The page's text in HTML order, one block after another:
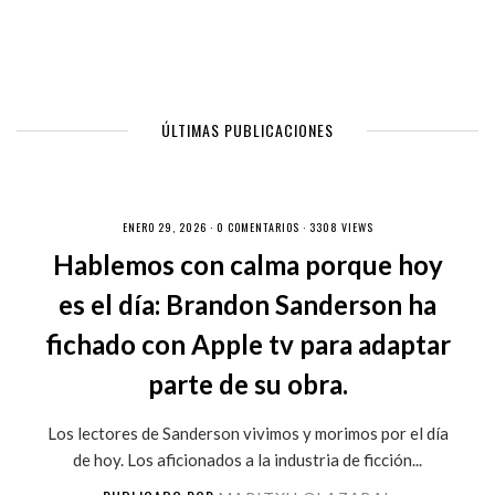
ÚLTIMAS PUBLICACIONES
ENERO 29, 2026 · 0 COMENTARIOS · 3308 VIEWS
Hablemos con calma porque hoy
es el día: Brandon Sanderson ha
fichado con Apple tv para adaptar
parte de su obra.
Los lectores de Sanderson vivimos y morimos por el día
de hoy. Los aficionados a la industria de ficción...